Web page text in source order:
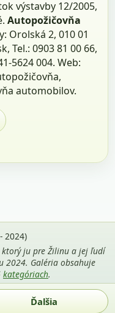
výstavby 12/2005,
Autopožičovňa
Orolská 2, 010 01
Tel.: 0903 81 00 66,
5624 004. Web:
automobilov.
Ďalšia
2024)
ktorý ju pre Žilinu a jej ľudí
2024. Galéria obsahuje
kategóriach.
len s uvedením
na
zilina-gallery.sk